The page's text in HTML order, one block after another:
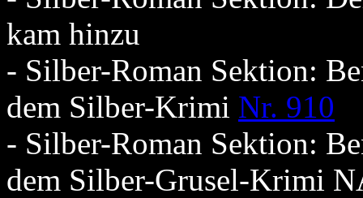
kam hinzu
- Silber-Roman Sektion:
dem Silber-Krimi Nr. 910
- Silber-Roman Sektion:
dem Silber-Grusel-Krimi